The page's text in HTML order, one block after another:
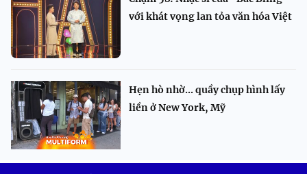
với khát vọng lan tỏa văn hóa Việt
Hẹn hò nhờ... quầy chụp hình lấy
liền ở New York, Mỹ